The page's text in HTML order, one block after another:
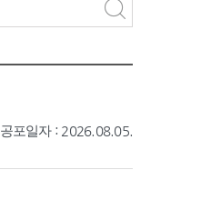
공포일자 : 2026.08.05.